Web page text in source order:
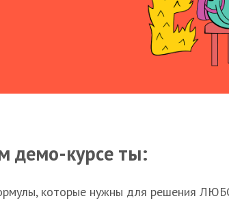
демо-курсе ты:
которые нужны для решения